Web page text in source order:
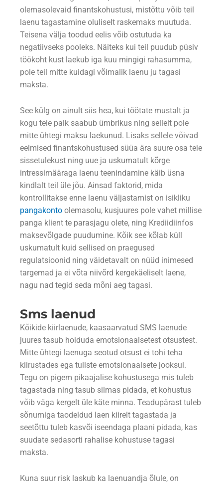
olemasolevaid finantskohustusi, mistõttu võib teil
laenu tagastamine oluliselt raskemaks muutuda.
Teisena välja toodud eelis võib ostutuda ka
negatiivseks pooleks. Näiteks kui teil puudub püsiv
töökoht kust laekub iga kuu mingigi rahasumma,
pole teil mitte kuidagi võimalik laenu ju tagasi
maksta.
See külg on ainult siis hea, kui töötate mustalt ja
kogu teie palk saabub ümbrikus ning sellelt pole
mitte ühtegi maksu laekunud. Lisaks sellele võivad
eelmised finantskohustused süüa ära suure osa teie
sissetulekust ning uue ja uskumatult kõrge
intressimääraga laenu teenindamine käib üsna
kindlalt teil üle jõu. Ainsad faktorid, mida
kontrollitakse enne laenu väljastamist on isikliku
pangakonto olemasolu, kusjuures pole vahet millise
panga klient te parasjagu olete, ning Krediidiinfos
maksevõlgade puudumine. Kõik see kõlab küll
uskumatult kuid sellised on praegused
regulatsioonid ning väidetavalt on nüüd inimesed
targemad ja ei võta niivõrd kergekäeliselt laene,
nagu nad tegid seda mõni aeg tagasi.
Sms laenud
Kõikide kiirlaenude, kaasaarvatud SMS laenude
juures tasub hoiduda emotsionaalsetest otsustest.
Mitte ühtegi laenuga seotud otsust ei tohi teha
kiirustades ega tuliste emotsionaalsete jooksul.
Tegu on pigem pikaajalise kohustusega mis tuleb
tagastada ning tasub silmas pidada, et kohustus
võib väga kergelt üle käte minna. Teadupärast tuleb
sõnumiga taodeldud laen kiirelt tagastada ja
seetõttu tuleb kasvõi iseendaga plaani pidada, kas
suudate sedasorti rahalise kohustuse tagasi
maksta.
Kuna suur risk laskub ka laenuandja õlule, on